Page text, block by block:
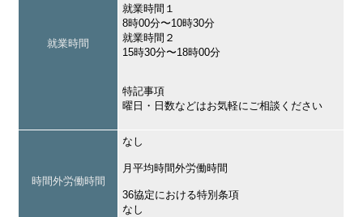
就業時間
就業時間１
8時00分〜10時30分
就業時間２
15時30分〜18時00分
特記事項
曜日・日数などはお気軽にご相談ください
時間外労働時間
なし
月平均時間外労働時間
36協定における特別条項
なし